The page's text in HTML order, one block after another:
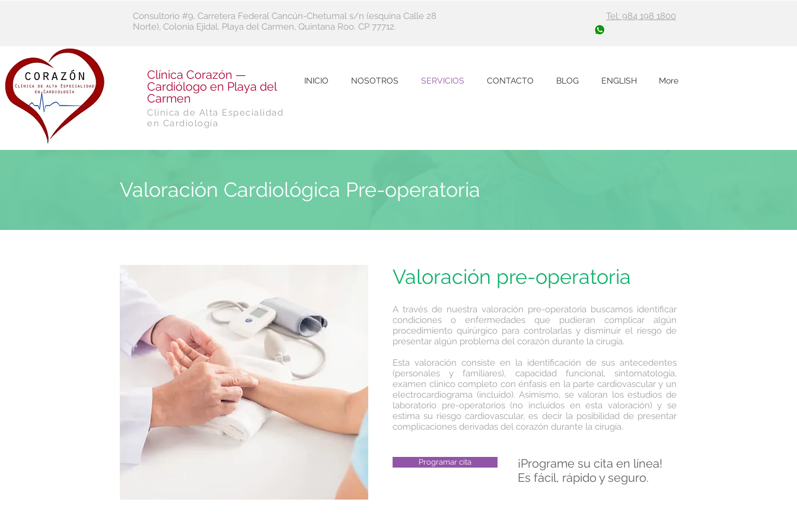
Consultorio #9, Carretera Federal Cancún-Chetumal s/n (esquina Calle 28
Norte), Colonia Ejidal, Playa del Carmen, Quintana Roo. CP 77712.
Tel: 984 198 1800
​Clínica Corazón —
Cardiólogo en Playa del
Carmen
INICIO NOSOTROS SERVICIOS CONTACTO BLOG ENGLISH More
Clínica de Alta Especialidad
en Cardiología
Valoración Cardiológica Pre-operatoria
Valoración pre-operatoria
A través de nuestra valoración pre-operatoria buscamos identificar
condiciones o enfermedades que pudieran complicar algún
procedimiento quirúrgico para controlarlas y disminuir el riesgo de
presentar algún problema del corazón durante la cirugía.
Esta valoración consiste en la identificación de sus antecedentes
(personales y familiares), capacidad funcional, sintomatología,
examen clínico completo con énfasis en la parte cardiovascular y un
electrocardiograma (incluido). Asimismo, se valoran los estudios de
laboratorio pre-operatorios (no incluidos en esta valoración) y se
estima su riesgo cardiovascular, es decir la posibilidad de presentar
complicaciones derivadas del corazón durante la cirugía.
Programar cita
¡Programe su cita en línea!
Es fácil, rápido y seguro.